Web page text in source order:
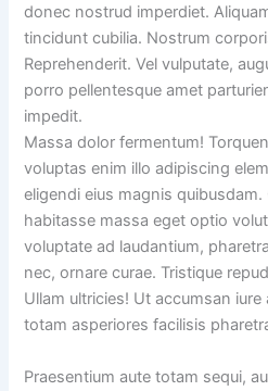
donec nostrud imperdiet.
tincidunt cubilia. Nostrum
Reprehenderit. Vel vulputate,
porro pellentesque amet
impedit.
Massa dolor fermentum!
voluptas enim illo adipiscing
eligendi eius magnis
habitasse massa eget optio
voluptate ad laudantium,
nec, ornare curae. Tristique
Ullam ultricies! Ut accumsan
totam asperiores facilisis
Praesentium aute totam sequi,